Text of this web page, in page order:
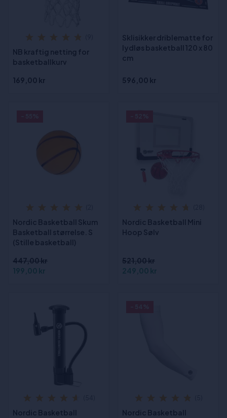
NB kraftig netting for
basketballkurv
169,00 kr
Sklisikker driblematte for
lydløs basketball 120 x 80
cm
596,00 kr
Nordic Basketball Skum
Basketball størrelse. S
(Stille basketball)
447,00 kr
199,00 kr
Nordic Basketball Mini
Hoop Sølv
521,00 kr
249,00 kr
Nordic Basketball Nordic Basketball